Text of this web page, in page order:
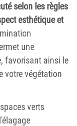
selon les règles
esthétique et
une
favorisant ainsi le
votre végétation
verts